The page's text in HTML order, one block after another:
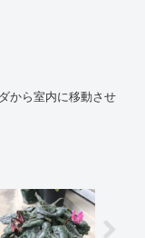
から室内に移動させ